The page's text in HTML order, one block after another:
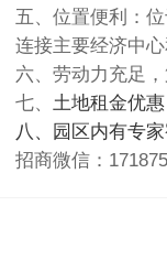
五、位置便利：
连接主要经济中
六、劳动力充足
七、 土地租金优惠
八、园区内有专
招商微信：
面积：宝明1区